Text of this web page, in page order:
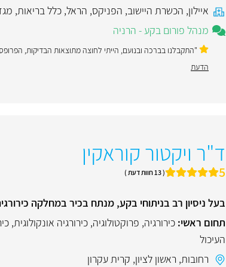
איילון, הכשרת היישוב, הפניקס, הראל, כלל בריאות,
מנהל פורום בקע - הרניה
"התקבלנו בברכה ובנועם, הייתי לחוצה מתוצאות הבדיקות,
הדעת
ד"ר ויקטור קוראקין
5 ( 13 חוות דעת )
בעל ניסיון רב בניתוחי בקע, מנתח בכיר במחלקה
תחום ראשי: כירורגיה, פרוקטולוגיה, כירורגיה אונקולוגית,
העיכול
רחובות, ראשון לציון, קרית עקרון